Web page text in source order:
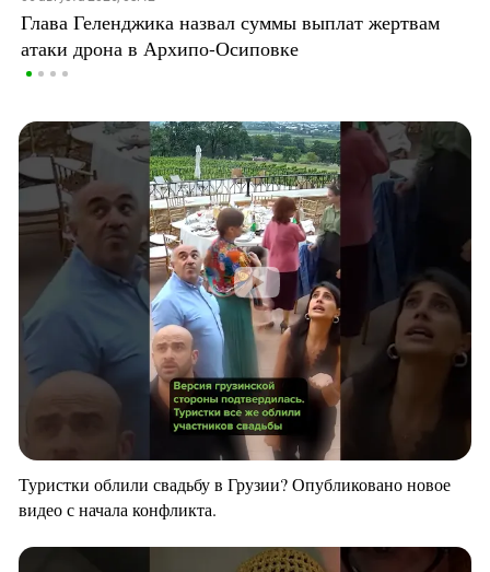
Глава Геленджика назвал суммы выплат жертвам
атаки дрона в Архипо-Осиповке
Туристки облили свадьбу в Грузии? Опубликовано новое
видео с начала конфликта.